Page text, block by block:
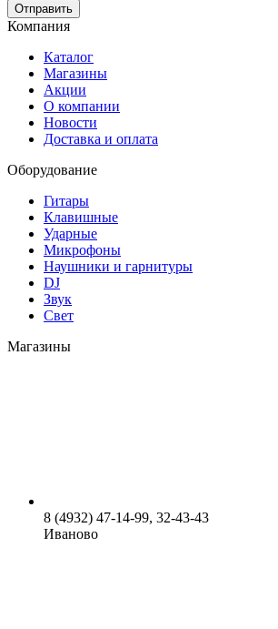
Отправить
Компания
Каталог
Магазины
Акции
О компании
Новости
Доставка и оплата
Оборудование
Гитары
Клавишные
Ударные
Микрофоны
Наушники и гарнитуры
DJ
Звук
Свет
Магазины
8 (4932) 47-14-99, 32-43-43
Иваново